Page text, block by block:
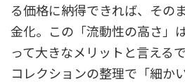
る価格に納得できれば、その
金化。この「流動性の高さ」
って大きなメリットと言える
コレクションの整理で「細か